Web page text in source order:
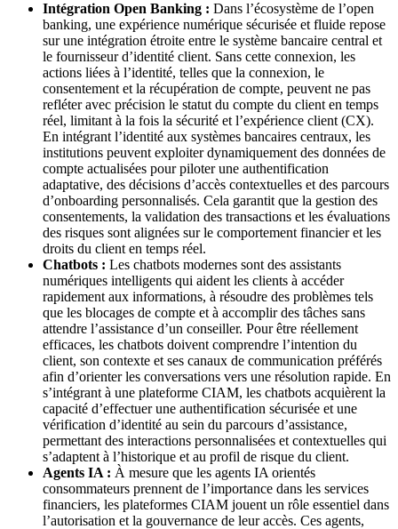
Intégration Open Banking : Dans l’écosystème de l’open
banking, une expérience numérique sécurisée et fluide repose
sur une intégration étroite entre le système bancaire central et
le fournisseur d’identité client. Sans cette connexion, les
actions liées à l’identité, telles que la connexion, le
consentement et la récupération de compte, peuvent ne pas
refléter avec précision le statut du compte du client en temps
réel, limitant à la fois la sécurité et l’expérience client (CX).
En intégrant l’identité aux systèmes bancaires centraux, les
institutions peuvent exploiter dynamiquement des données de
compte actualisées pour piloter une authentification
adaptative, des décisions d’accès contextuelles et des parcours
d’onboarding personnalisés. Cela garantit que la gestion des
consentements, la validation des transactions et les évaluations
des risques sont alignées sur le comportement financier et les
droits du client en temps réel.
Chatbots : Les chatbots modernes sont des assistants
numériques intelligents qui aident les clients à accéder
rapidement aux informations, à résoudre des problèmes tels
que les blocages de compte et à accomplir des tâches sans
attendre l’assistance d’un conseiller. Pour être réellement
efficaces, les chatbots doivent comprendre l’intention du
client, son contexte et ses canaux de communication préférés
afin d’orienter les conversations vers une résolution rapide. En
s’intégrant à une plateforme CIAM, les chatbots acquièrent la
capacité d’effectuer une authentification sécurisée et une
vérification d’identité au sein du parcours d’assistance,
permettant des interactions personnalisées et contextuelles qui
s’adaptent à l’historique et au profil de risque du client.
Agents IA : À mesure que les agents IA orientés
consommateurs prennent de l’importance dans les services
financiers, les plateformes CIAM jouent un rôle essentiel dans
l’autorisation et la gouvernance de leur accès. Ces agents,